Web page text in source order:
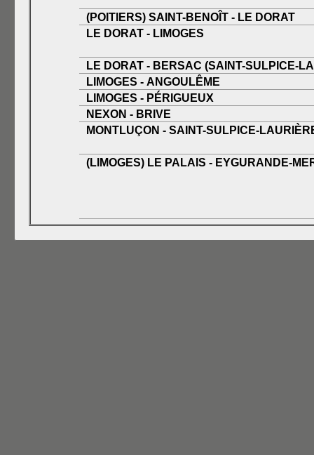
(POITIERS) SAINT-BENOÎT - LE DORAT
LE DORAT - LIMOGES
LE DORAT - BERSAC (SAINT-
LIMOGES - ANGOULÊME
LIMOGES - PÉRIGUEUX
NEXON - BRIVE
MONTLUÇON - SAINT-SULPICE-
(LIMOGES) LE PALAIS - EYGURANDE-